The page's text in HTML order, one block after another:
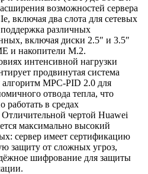
возможностей сервера
включая два слота для сетевых
различных
включая диски 2.5″ и 3.5″
и накопители M.2.
интенсивной нагрузки
продвинутая система
MPC-PID 2.0 для
отвода тепла, что
работать в средах
чертой Huawei
максимально высокий
сервер имеет сертификацию
защиту от сложных угроз,
шифрование для защиты